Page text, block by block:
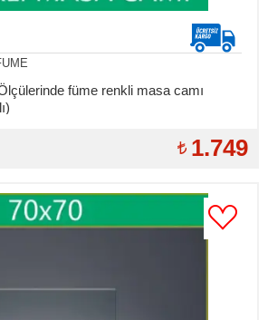
füme renkli masa camı
1.749